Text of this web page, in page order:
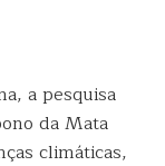
a pesquisa
da Mata
climáticas,